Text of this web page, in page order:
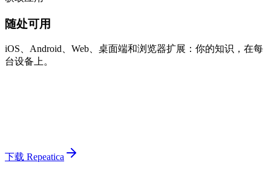
随处可用
iOS、Android、Web、桌面端和浏览器扩展：你的知识，在每
台设备上。
下载 Repeatica